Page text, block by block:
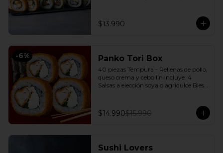
agridulce Bless + 2 palitos
$13.990
-6% Panko Tori Box
40 piezas Tempura - Rellenas de pollo,
queso crema y cebollín Incluye: 4
Salsas a elección soya o agridulce Bless
$14.990$15.990
Sushi Lovers